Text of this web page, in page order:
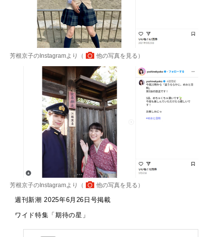
芳根京子のInstagramより（ 他の写真を見る ）
芳根京子のInstagramより（ 他の写真を見る ）
週刊新潮 2025年6月26日号掲載
ワイド特集「期待の星」